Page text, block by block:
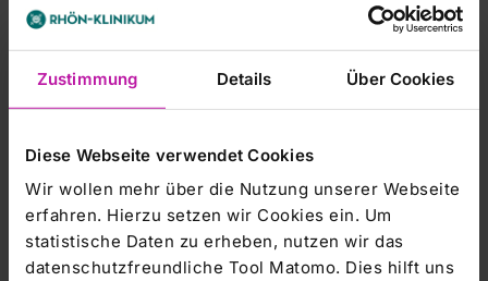
Zustimmung Details Über Cookies
Diese Webseite verwendet Cookies
Wir wollen mehr über die Nutzung unserer Webseite
erfahren. Hierzu setzen wir Cookies ein. Um
statistische Daten zu erheben, nutzen wir das
datenschutzfreundliche Tool Matomo. Dies hilft uns
Christoph Strasilla, begann am 26. März 2026 um 19 Uhr.
Mitschnitt
All unsere Fragen und Antworten der Veranstaltung gibt's
imLive-Mitschnitt (Video).
Programm 2026
Veranstaltungen, u. a. zu Herz- und Gefäßerkrankungen
sowie Notfallthemen.
Podcasts